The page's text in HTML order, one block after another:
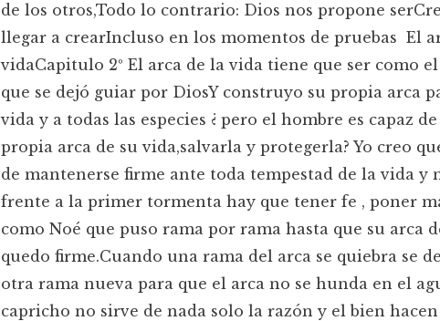
de los otros,Todo lo contrario: Dios nos propone
llegar a crearIncluso en los momentos de pruebas El
vidaCapitulo 2º El arca de la vida tiene que ser como
que se dejó guiar por DiosY construyo su propia arca
vida y a todas las especies ¿ pero el hombre es capaz
propia arca de su vida,salvarla y protegerla? Yo creo
de mantenerse firme ante toda tempestad de la vida y
frente a la primer tormenta hay que tener fe , poner
como Noé que puso rama por rama hasta que su arca
quedo firme.Cuando una rama del arca se quiebra se
otra rama nueva para que el arca no se hunda en el
capricho no sirve de nada solo la razón y el bien